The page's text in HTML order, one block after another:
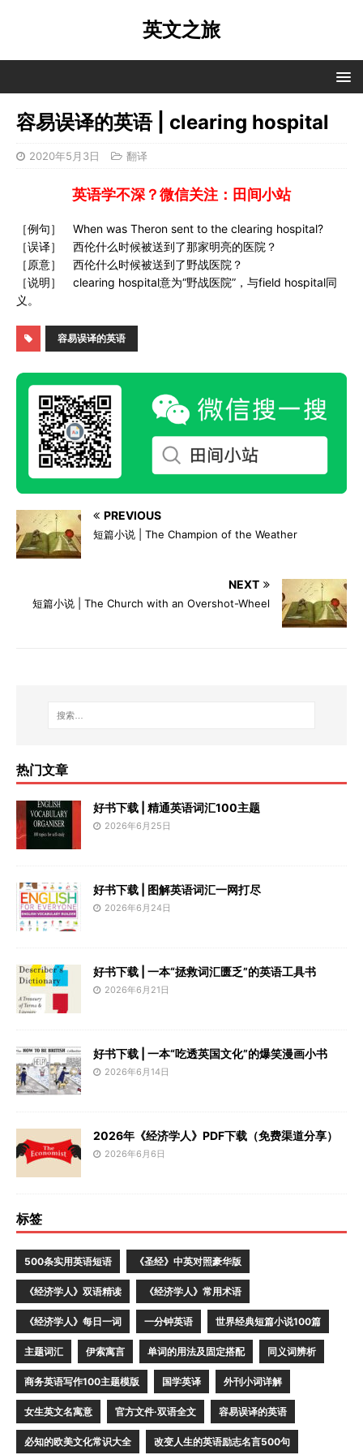
英文之旅
容易误译的英语 | clearing hospital
2020年5月3日 翻译
英语学不深？微信关注：田间小站
［例句］ When was Theron sent to the clearing hospital?
［误译］ 西伦什么时候被送到了那家明亮的医院？
［原意］ 西伦什么时候被送到了野战医院？
［说明］ clearing hospital意为“野战医院”，与field hospital同
义。
容易误译的英语
PREVIOUS
短篇小说 | The Champion of the Weather
NEXT
短篇小说 | The Church with an Overshot-Wheel
热门文章
好书下载 | 精通英语词汇100主题
2026年6月25日
好书下载 | 图解英语词汇一网打尽
2026年6月24日
好书下载 | 一本“拯救词汇匮乏”的英语工具书
2026年6月21日
好书下载 | 一本“吃透英国文化”的爆笑漫画小书
2026年6月14日
2026年《经济学人》PDF下载（免费渠道分享）
2026年6月6日
标签
500条实用英语短语 《圣经》中英对照豪华版
《经济学人》双语精读 《经济学人》常用术语
《经济学人》每日一词 一分钟英语 世界经典短篇小说100篇
主题词汇 伊索寓言 单词的用法及固定搭配 同义词辨析
商务英语写作100主题模版 国学英译 外刊小词详解
女生英文名寓意 官方文件·双语全文 容易误译的英语
必知的欧美文化常识大全 改变人生的英语励志名言500句